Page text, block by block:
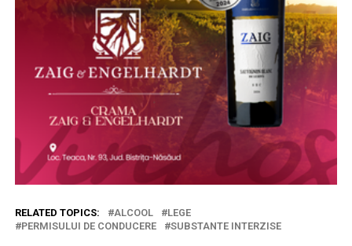
RELATED TOPICS: ALCOOL
LEGE
PERMISULUI DE CONDUCERE
SUBSTANTE INTERZISE